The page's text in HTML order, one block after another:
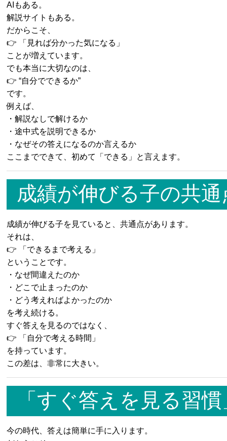
AIもある。
解説サイトもある。
だからこそ、
👉 「見れば分かった気になる」
ことが増えています。
でも本当に大切なのは、
👉 “自分でできるか”
です。
例えば、
・解説なしで解けるか
・途中式を説明できるか
・なぜその答えになるのか言えるか
ここまでできて、初めて「できる」と言えます。
成績が伸びる子の共通
成績が伸びる子を見ていると、共通点があります。
それは、
👉 「できるまで考える」
ということです。
・なぜ間違えたのか
・どこで止まったのか
・どう考えればよかったのか
を考え続ける。
すぐ答えを見るのではなく、
👉 「自分で考える時間」
を持っています。
この差は、非常に大きい。
「すぐ答えを見る習
今の時代、答えは簡単に手に入ります。